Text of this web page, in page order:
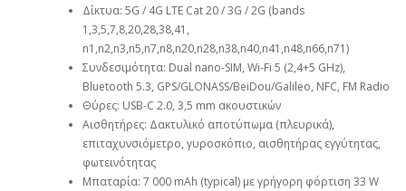
Δίκτυα: 5G / 4G LTE Cat 20 / 3G / 2G (bands
1,3,5,7,8,20,28,38,41,
n1,n2,n3,n5,n7,n8,n20,n28,n38,n40,n41,n48,n66,n71)
Συνδεσιμότητα: Dual nano-SIM, Wi-Fi 5 (2,4+5 GHz),
Bluetooth 5.3, GPS/GLONASS/BeiDou/Galileo, NFC, FM Radio
Θύρες: USB-C 2.0, 3,5 mm ακουστικών
Αισθητήρες: Δακτυλικό αποτύπωμα (πλευρικά),
επιταχυνσιόμετρο, γυροσκόπιο, αισθητήρας εγγύτητας,
φωτεινότητας
Μπαταρία: 7 000 mAh (typical) με γρήγορη φόρτιση 33 W